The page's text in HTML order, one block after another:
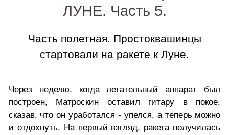
ЛУНЕ. Часть 5.
Часть полетная. Простоквашинцы
стартовали на ракете к Луне.
Через неделю, когда летательный аппарат был
построен, Матроскин оставил гитару в покое,
сказав, что он уработался - упелся, а теперь можно
и отдохнуть. На первый взгляд, ракета получилась